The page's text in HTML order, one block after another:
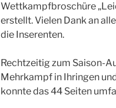
Wettkampfbroschüre
erstellt. Vielen Dank an
die Inserenten.
Rechtzeitig zum Saison-
Mehrkampf in Ihringen
konnte das 44 Seiten